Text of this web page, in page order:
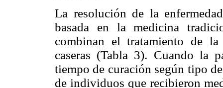
La resolución de la
basada en la medicina
combinan el tratamiento de la
caseras (Tabla 3). Cuando la
tiempo de curación según tipo
de individuos que recibieron